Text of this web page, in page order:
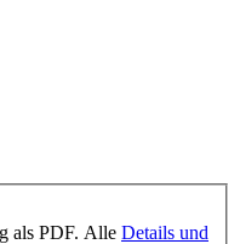
E-Book mit über 290 Seiten Umfang als PDF. Alle Details und